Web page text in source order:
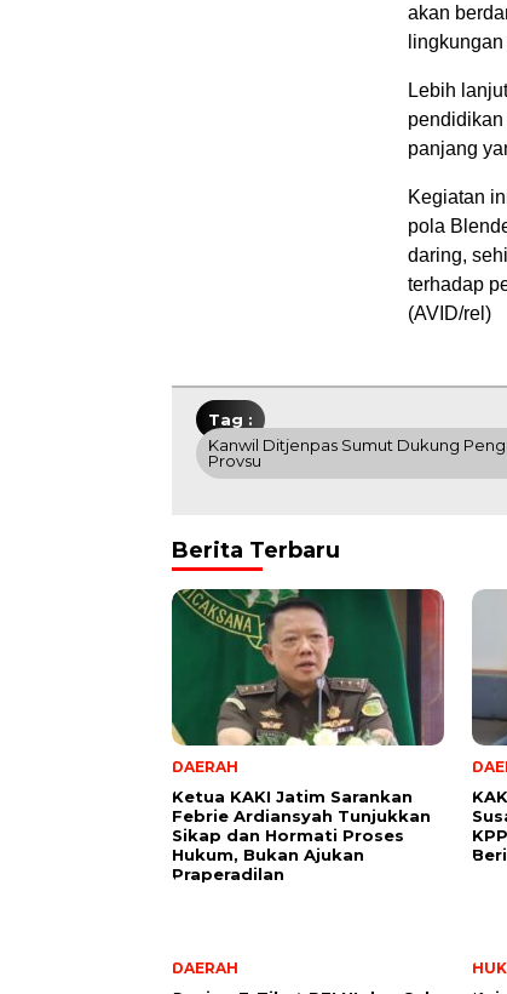
akan
Lebih
panjang
Kegiatan
pola
daring,
terhadap
(AVID/rel)
Tag :
Kanwil Ditjenpas Sumut Dukung
Provsu
Berita Terbaru
DAERAH
Ketua KAKI Jatim Sarankan
Febrie Ardiansyah Tunjukkan
Sikap dan Hormati Proses
Hukum, Bukan Ajukan
Praperadilan
DAERAH